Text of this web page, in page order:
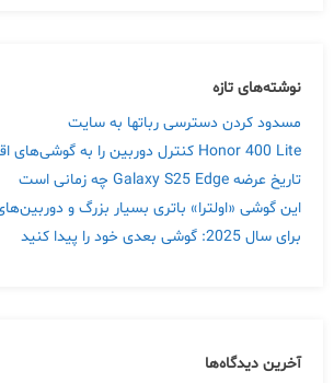
نوشته‌های تازه
مسدود کردن دسترسی رباتها به سایت
Honor 400 Lite کنترل دوربین را به گوشی‌های اقتصادی می‌آورد.
تاریخ عرضه Galaxy S25 Edge چه زمانی است
این گوشی «اولترا» باتری بسیار بزرگ و
برای سال 2025: گوشی بعدی خود را پیدا کنید
آخرین دیدگاه‌ها